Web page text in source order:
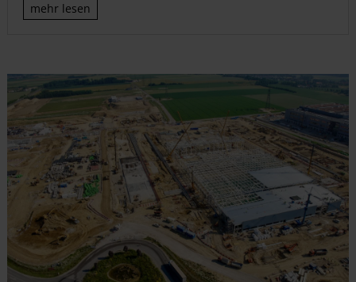
mehr lesen